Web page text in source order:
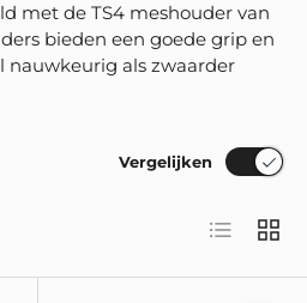
met de TS4 meshouder van
bieden een goede grip en
nauwkeurig als zwaarder
Vergelijken
Lijst